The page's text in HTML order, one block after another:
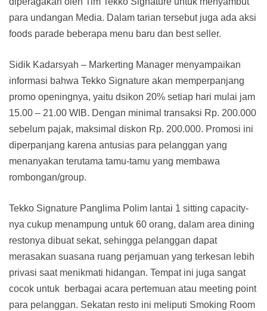
para undangan Media. Dalam tarian tersebut juga ada aksi
foods parade beberapa menu baru dan best seller.
Sidik Kadarsyah – Markerting Manager menyampaikan
informasi bahwa Tekko Signature akan memperpanjang
promo openingnya, yaitu dsikon 20% setiap hari mulai jam
15.00 – 21.00 WIB. Dengan minimal transaksi Rp. 200.000
sebelum pajak, maksimal diskon Rp. 200.000. Promosi ini
diperpanjang karena antusias para pelanggan yang
menanyakan terutama tamu-tamu yang membawa
rombongan/group.
Tekko Signature Panglima Polim lantai 1 sitting capacity-
nya cukup menampung untuk 60 orang, dalam area dining
restonya dibuat sekat, sehingga pelanggan dapat
merasakan suasana ruang perjamuan yang terkesan lebih
privasi saat menikmati hidangan. Tempat ini juga sangat
cocok untuk berbagai acara pertemuan atau meeting point
para pelanggan. Sekatan resto ini meliputi Smoking Room